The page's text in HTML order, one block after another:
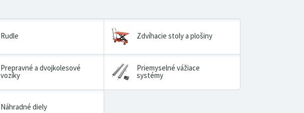
Rudle Zdvíhacie stoly a plošiny
Prepravné a dvojkolesové
vozíky
Priemyselné vážiace
systémy
Náhradné diely